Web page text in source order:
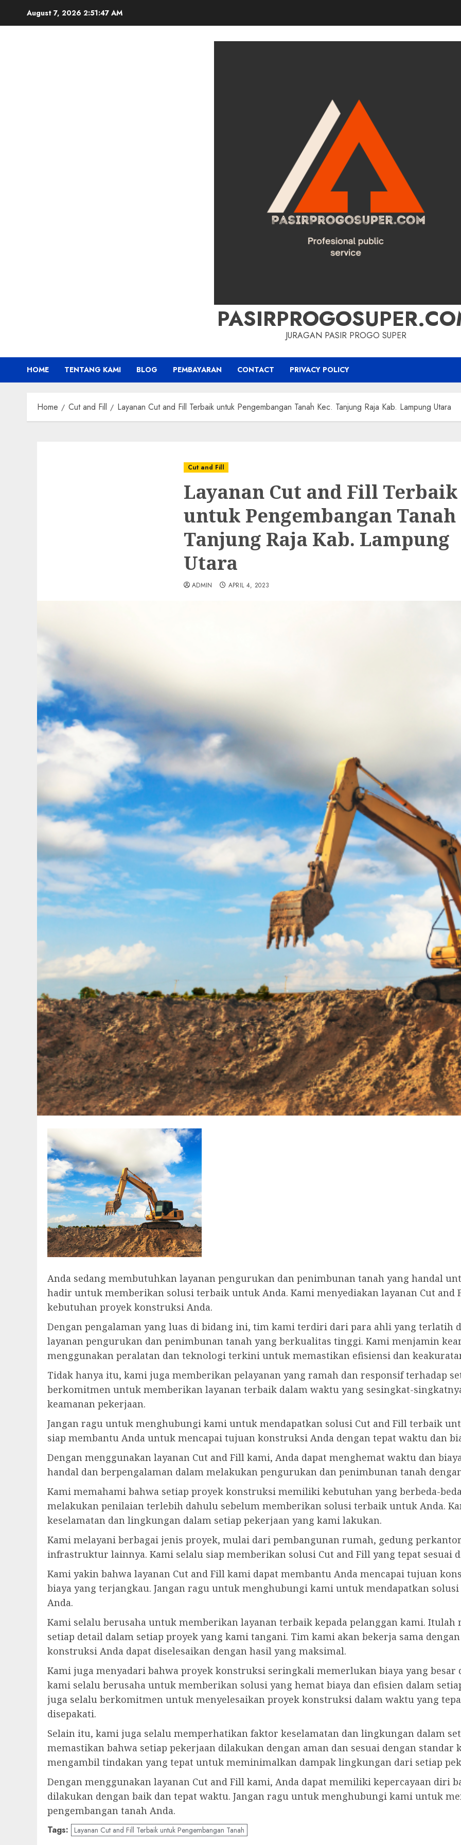
August 7, 2026 2:51:49 AM
JURAGAN PASIR PROGO SUPER
HOME TENTANG KAMI BLOG PEMBAYARAN CONTACT PRIVACY POLICY
Home Cut and Fill Layanan Cut and Fill Terbaik untuk Pengembangan Tanah Kec. Tanjung Raja Kab. Lampung Utara
Cut and Fill
Layanan Cut and Fill Terbaik
untuk Pengembangan Tanah
Tanjung Raja Kab. Lampung
Utara
ADMIN APRIL 4, 2023
Anda sedang membutuhkan layanan pengurukan dan penimbunan tanah yang handal
hadir untuk memberikan solusi terbaik untuk Anda. Kami menyediakan layanan Cut and
kebutuhan proyek konstruksi Anda.
Dengan pengalaman yang luas di bidang ini, tim kami terdiri dari para ahli yang terlatih
layanan pengurukan dan penimbunan tanah yang berkualitas tinggi. Kami menjamin
menggunakan peralatan dan teknologi terkini untuk memastikan efisiensi dan
Tidak hanya itu, kami juga memberikan pelayanan yang ramah dan responsif terhadap
berkomitmen untuk memberikan layanan terbaik dalam waktu yang sesingkat-
keamanan pekerjaan.
Jangan ragu untuk menghubungi kami untuk mendapatkan solusi Cut and Fill terbaik
siap membantu Anda untuk mencapai tujuan konstruksi Anda dengan tepat waktu dan
Dengan menggunakan layanan Cut and Fill kami, Anda dapat menghemat waktu dan
handal dan berpengalaman dalam melakukan pengurukan dan penimbunan tanah
Kami memahami bahwa setiap proyek konstruksi memiliki kebutuhan yang berbeda-
melakukan penilaian terlebih dahulu sebelum memberikan solusi terbaik untuk Anda.
keselamatan dan lingkungan dalam setiap pekerjaan yang kami lakukan.
Kami melayani berbagai jenis proyek, mulai dari pembangunan rumah, gedung
infrastruktur lainnya. Kami selalu siap memberikan solusi Cut and Fill yang tepat sesuai
Kami yakin bahwa layanan Cut and Fill kami dapat membantu Anda mencapai tujuan
biaya yang terjangkau. Jangan ragu untuk menghubungi kami untuk mendapatkan
Anda.
Kami selalu berusaha untuk memberikan layanan terbaik kepada pelanggan kami.
setiap detail dalam setiap proyek yang kami tangani. Tim kami akan bekerja sama
konstruksi Anda dapat diselesaikan dengan hasil yang maksimal.
Kami juga menyadari bahwa proyek konstruksi seringkali memerlukan biaya yang besar
kami selalu berusaha untuk memberikan solusi yang hemat biaya dan efisien dalam
juga selalu berkomitmen untuk menyelesaikan proyek konstruksi dalam waktu yang
disepakati.
Selain itu, kami juga selalu memperhatikan faktor keselamatan dan lingkungan dalam
memastikan bahwa setiap pekerjaan dilakukan dengan aman dan sesuai dengan standar
mengambil tindakan yang tepat untuk meminimalkan dampak lingkungan dari setiap
Dengan menggunakan layanan Cut and Fill kami, Anda dapat memiliki kepercayaan diri
dilakukan dengan baik dan tepat waktu. Jangan ragu untuk menghubungi kami untuk
pengembangan tanah Anda.
Tags: Layanan Cut and Fill Terbaik untuk Pengembangan Tanah